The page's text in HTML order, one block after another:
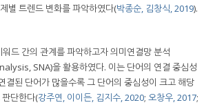
별 트렌드 변화를 파악하였다(박종순, 김창식, 2019).
드 간의 관계를 파악하고자 의미연결망 분석
SNA)을 활용하였다. 이는 단어의 연결 중심성
결된 단어가 많을수록 그 단어의 중심성이 크고 해당
단한다(강주연, 이이든, 김지수, 2020; 오창우, 2017;